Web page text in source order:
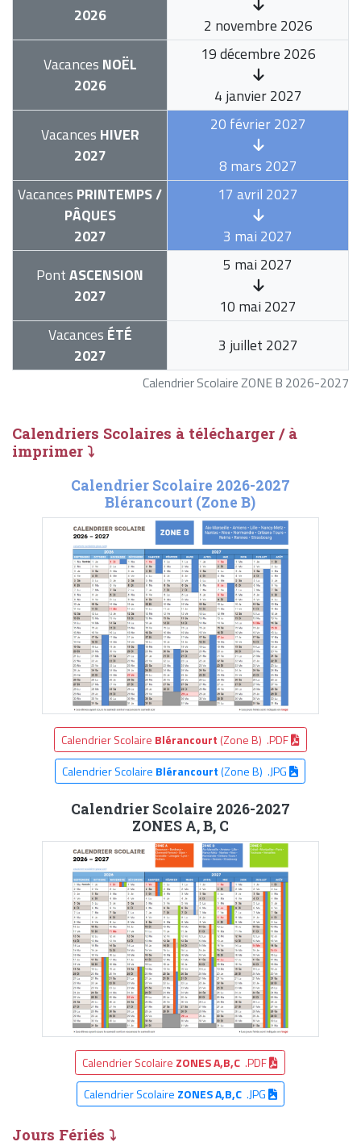
Calendrier Scolaire ZONE B 2026-2027
2026
2 novembre 2026
Vacances NOËL
2026
19 décembre 2026
4 janvier 2027
Vacances HIVER
2027
20 février 2027
8 mars 2027
Vacances PRINTEMPS /
PÂQUES
2027
17 avril 2027
3 mai 2027
PontASCENSION
2027
5 mai 2027
10 mai 2027
Vacances ÉTÉ
2027
3 juillet 2027
Calendriers Scolaires à télécharger / à
imprimer ⤵
Calendrier Scolaire 2026-2027
Blérancourt (Zone B)
Calendrier Scolaire Blérancourt (Zone B) .PDF
Calendrier Scolaire Blérancourt(Zone B) .JPG
Calendrier Scolaire 2026-2027
ZONES A, B, C
Calendrier Scolaire ZONES A,B,C .PDF
Calendrier Scolaire ZONES A,B,C.JPG
Jours Fériés ⤵